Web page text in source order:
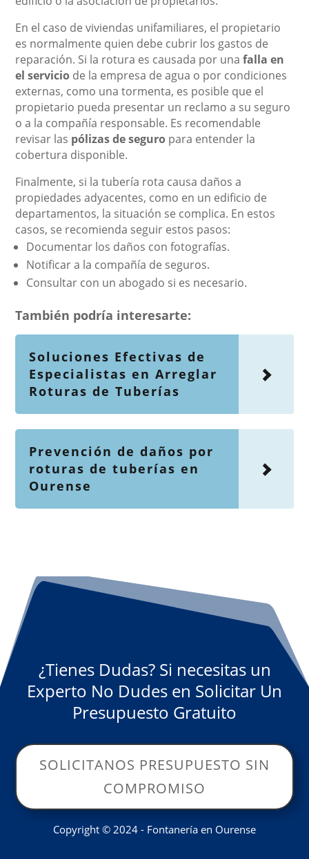
En el caso de viviendas unifamiliares, el propietario
es normalmente quien debe cubrir los gastos de
reparación. Si la rotura es causada por unafalla en
el servicio de la empresa de agua o por condiciones
externas, como una tormenta, es posible que el
propietario pueda presentar un reclamo a su seguro
o a la compañía responsable. Es recomendable
revisar las pólizas de seguro para entender la
cobertura disponible.
Finalmente, si la tubería rota causa daños a
propiedades adyacentes, como en un edificio de
departamentos, la situación se complica. En estos
casos, se recomienda seguir estos pasos:
Documentar los daños con fotografías.
Notificar a la compañía de seguros.
Consultar con un abogado si es necesario.
También podría interesarte:
Soluciones Efectivas de
Especialistas en Arreglar
Roturas de Tuberías
Prevención de daños por
roturas de tuberías en
Ourense
¿Tienes Dudas? Si necesitas un
Experto No Dudes en Solicitar Un
Presupuesto Gratuito
SOLICITANOS PRESUPUESTO SIN
COMPROMISO
Copyright © 2024 - Fontanería en Ourense